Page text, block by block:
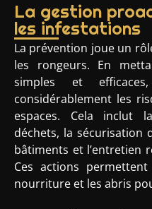
La gestion
les infestations
La prévention joue un
les rongeurs. En
simples et
considérablement les
espaces. Cela inclut
déchets, la sécurisation
bâtiments et l’entretien
Ces actions
nourriture et les abris